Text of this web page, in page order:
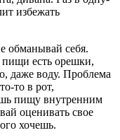
избежать
обманывай себя.
пищи есть орешки,
даже воду. Проблема
то в рот,
пищу внутренним
оценивать свое
хочешь.